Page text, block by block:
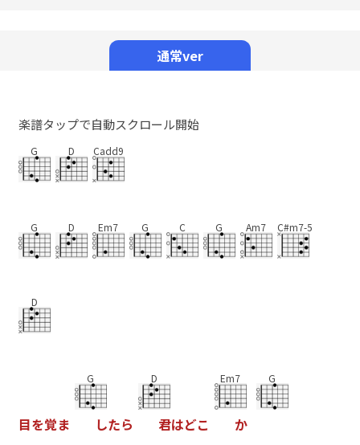
通常ver
楽譜タップで自動スクロール開始
G D Cadd9
G D Em7 G C G Am7 C#m7-5
D
目を覚ま
G
したら
D
君はどこ
Em7
か
G